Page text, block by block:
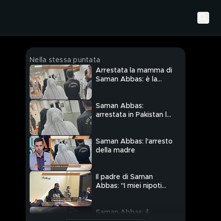
Nella stessa puntata
Arrestata la mamma di
Saman Abbas: è la
Saman Abbas:
arrestata in Pakistan la
Saman Abbas: l'arresto
della madre
Il padre di Saman
Abbas: "I miei nipoti
Saman Abbas: il